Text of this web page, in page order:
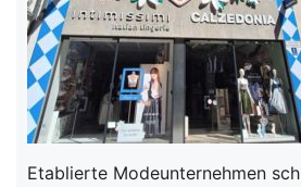
Etablierte Modeunternehmen